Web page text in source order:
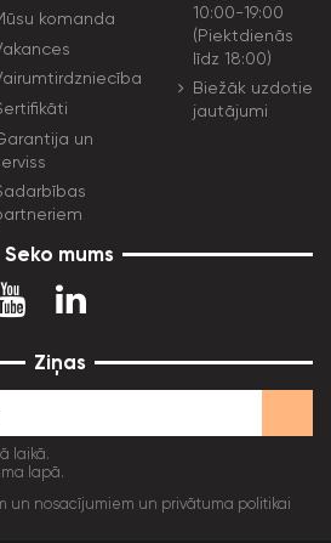
komanda
un
10:00-19:00
(Piektdienās
līdz 18:00)
Biežāk uzdotie
jautājumi
Seko mums
Ziņas
laikā.
lapā.
un nosacījumiem un privātuma politikai